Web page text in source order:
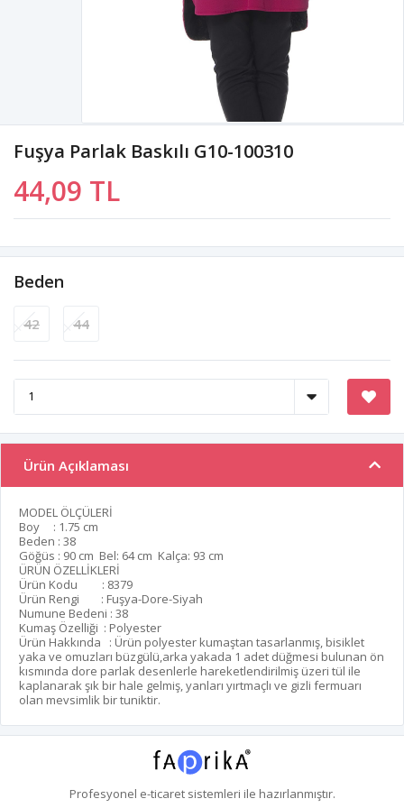
Fuşya Parlak Baskılı G10-100310
44,09 TL
Beden
42 44
Ürün Açıklaması
MODEL ÖLÇÜLERİ
Boy : 1.75 cm
Beden : 38
Göğüs : 90 cm Bel: 64 cm Kalça: 93 cm
ÜRÜN ÖZELLİKLERİ
Ürün Kodu : 8379
Ürün Rengi : Fuşya-Dore-Siyah
Numune Bedeni : 38
Kumaş Özelliği : Polyester
Ürün Hakkında : Ürün polyester kumaştan tasarlanmış, bisiklet
yaka ve omuzları büzgülü,arka yakada 1 adet düğmesi bulunan ön
kısmında dore parlak desenlerle hareketlendirilmiş üzeri tül ile
kaplanarak şık bir hale gelmiş, yanları yırtmaçlı ve gizli fermuarı
olan mevsimlik bir tuniktir.
Profesyonel e-ticaretsistemleri ile hazırlanmıştır.